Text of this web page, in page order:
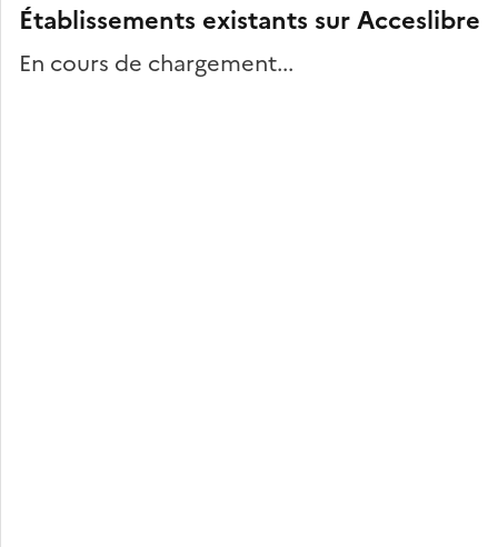
Établissements existants sur Acceslibre
En cours de chargement...